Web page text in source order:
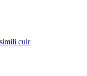
cuir